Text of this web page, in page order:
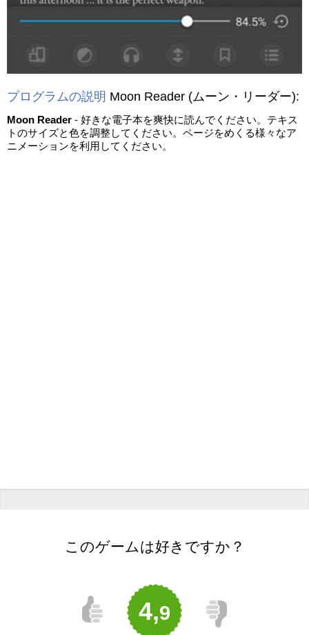
プログラムの説明 Moon Reader (ムーン・リーダー):
Moon Reader - 好きな電子本を爽快に読んでください。テキス
トのサイズと色を調整してください。ページをめくる様々なア
ニメーションを利用してください。
このゲームは好きですか？
4,9